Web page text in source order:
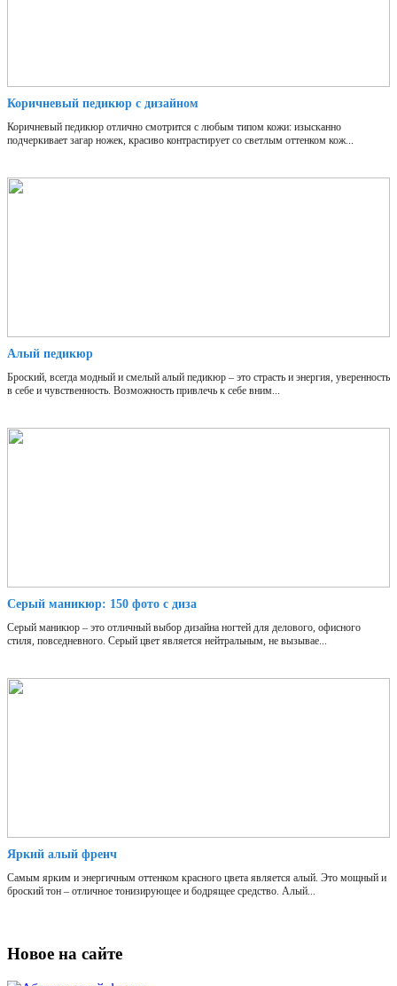
Коричневый педикюр с дизайном
Коричневый педикюр отлично смотрится с любым типом кожи: изысканно
подчеркивает загар ножек, красиво контрастирует со светлым оттенком кож...
Алый педикюр
Броский, всегда модный и смелый алый педикюр – это страсть и энергия, уверенность
в себе и чувственность. Возможность привлечь к себе вним...
Серый маникюр: 150 фото с диза
Серый маникюр – это отличный выбор дизайна ногтей для делового, офисного
стиля, повседневного. Серый цвет является нейтральным, не вызывае...
Яркий алый френч
Самым ярким и энергичным оттенком красного цвета является алый. Это мощный и
броский тон – отличное тонизирующее и бодрящее средство. Алый...
Новое на сайте